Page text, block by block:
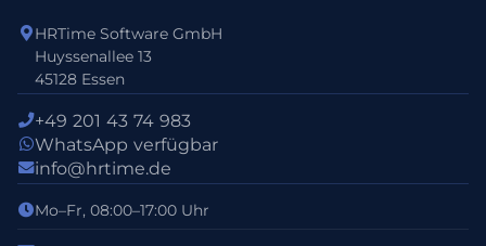
HRTime Software GmbH
Huyssenallee 13
45128 Essen
+49 201 43 74 983
WhatsApp verfügbar
info@hrtime.de
Mo–Fr, 08:00–17:00 Uhr